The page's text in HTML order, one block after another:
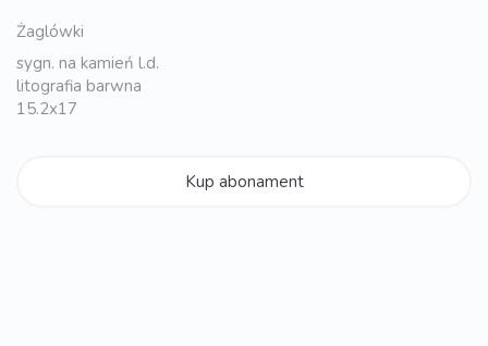
Żaglówki
sygn. na kamień l.d.
litografia barwna
15.2x17
Kup abonament